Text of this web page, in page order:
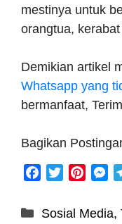
mestinya untuk
orangtua,
Demikian artikel
Whatsapp yang
bermanfaat,
Bagikan
i
M
Categories
Sosial Media,